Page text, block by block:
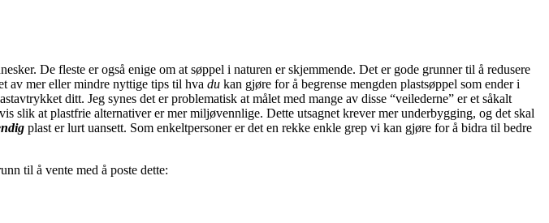
De fleste er også enige om at søppel i naturen er skjemmende. Det er gode grunner til å redusere
av mer eller mindre nyttige tips til hva du kan gjøre for å begrense mengden plastsøppel som ender i
ditt. Jeg synes det er problematisk at målet med mange av disse “veilederne” er et såkalt
at plastfrie alternativer er mer miljøvennlige. Dette utsagnet krever mer underbygging, og det skal
plast er lurt uansett. Som enkeltpersoner er det en rekke enkle grep vi kan gjøre for å bidra til bedre
til å vente med å poste dette: